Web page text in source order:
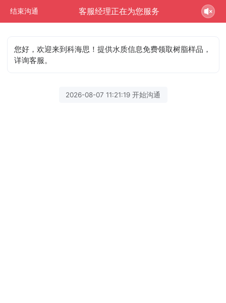
结束沟通 客服经理正在为您服务
您好，欢迎来到科海思！提供水质信息免费领取树脂样品，
详询客服。
2026-08-07 11:21:19 开始沟通